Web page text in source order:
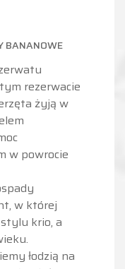
BANANOWE
rezerwacie
żyją w
w powrocie
w której
krio, a
łodzią na